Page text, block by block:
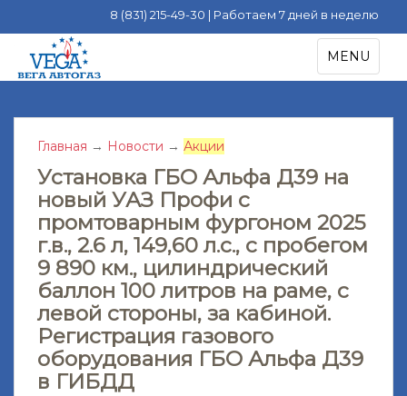
8 (831) 215-49-30 | Работаем 7 дней в неделю
i
TOGGLE
MENU
Главная → Новости → Акции
Установка ГБО Альфа Д39 на
новый УАЗ Профи с
промтоварным фургоном 2025
г.в., 2.6 л, 149,60 л.с., с пробегом
9 890 км., цилиндрический
баллон 100 литров на раме, с
левой стороны, за кабиной.
Регистрация газового
оборудования ГБО Альфа Д39
в ГИБДД